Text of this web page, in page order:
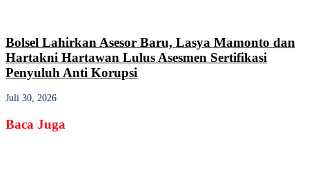
Bolsel Lahirkan Asesor Baru, Lasya Mamonto dan
Hartakni Hartawan Lulus Asesmen Sertifikasi
Penyuluh Anti Korupsi
Juli 30, 2026
Baca Juga